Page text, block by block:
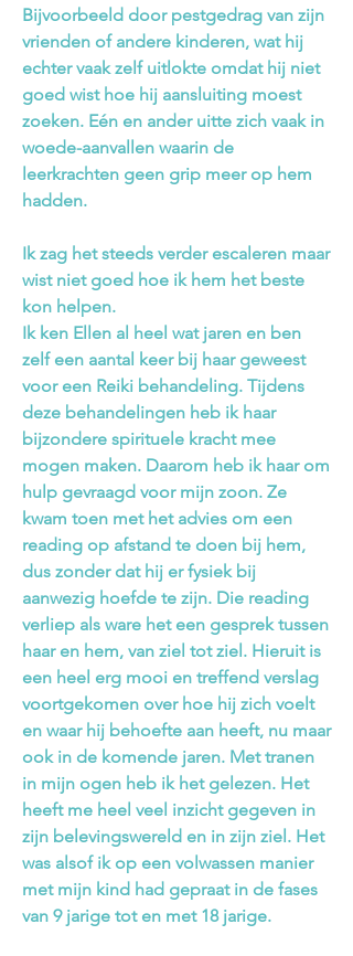
Bijvoorbeeld door pestgedrag van zijn
vrienden of andere kinderen, wat hij
echter vaak zelf uitlokte omdat hij niet
goed wist hoe hij aansluiting moest
zoeken. Eén en ander uitte zich vaak in
woede-aanvallen waarin de
leerkrachten geen grip meer op hem
hadden.
Ik zag het steeds verder escaleren maar
wist niet goed hoe ik hem het beste
kon helpen.
Ik ken Ellen al heel wat jaren en ben
zelf een aantal keer bij haar geweest
voor een Reiki behandeling. Tijdens
deze behandelingen heb ik haar
bijzondere spirituele kracht mee
mogen maken. Daarom heb ik haar om
hulp gevraagd voor mijn zoon. Ze
kwam toen met het advies om een
reading op afstand te doen bij hem,
dus zonder dat hij er fysiek bij
aanwezig hoefde te zijn. Die reading
verliep als ware het een gesprek tussen
haar en hem, van ziel tot ziel. Hieruit is
een heel erg mooi en treffend verslag
voortgekomen over hoe hij zich voelt
en waar hij behoefte aan heeft, nu maar
ook in de komende jaren. Met tranen
in mijn ogen heb ik het gelezen. Het
heeft me heel veel inzicht gegeven in
zijn belevingswereld en in zijn ziel. Het
was alsof ik op een volwassen manier
met mijn kind had gepraat in de fases
van 9 jarige tot en met 18 jarige.